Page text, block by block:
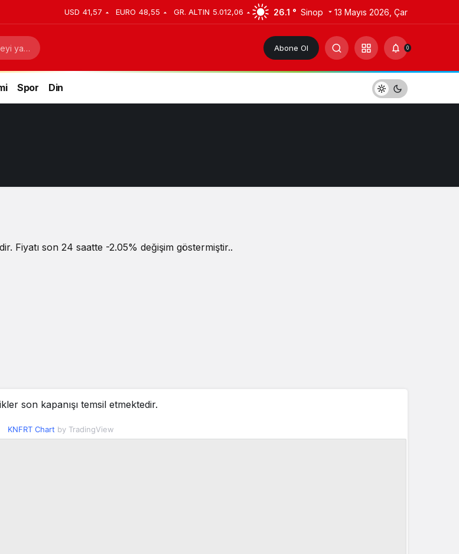
USD 41,57 EURO 48,55 GR. ALTIN 5.012,06 26.1 ° Sinop 13 Mayıs 2026, Çar
Abone Ol 0
Spor Din
Fiyatı son 24 saatte -2.05% değişim göstermiştir..
son kapanışı temsil etmektedir.
KNFRT Chart by TradingView